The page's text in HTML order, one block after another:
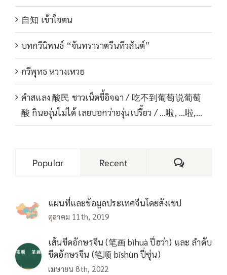
自知 เข้าใจตน
บทกวีนิพนธ์ “จันทราราตรีนทีวสันต์”
กวีพุทธ หวางเหวย
คำสแลง 酸民 ชาวเน็ตขี้อิจฉา / 吃不到葡萄说葡萄
酸 กินองุ่นไม่ได้ เลยบอกว่าองุ่นเปรี้ยว / …啦, …啦,…
Popular Recent Comments
แผนที่และข้อมูลประเทศจีนโดยสังเขป
ตุลาคม 11th, 2019
เส้นขีดอักษรจีน (笔画 bǐhuà ปี่ฮว่า) และ ลำดับ
ขีดอักษรจีน (笔顺 bǐshùn ปี่ซุ่น)
เมษายน 8th, 2022